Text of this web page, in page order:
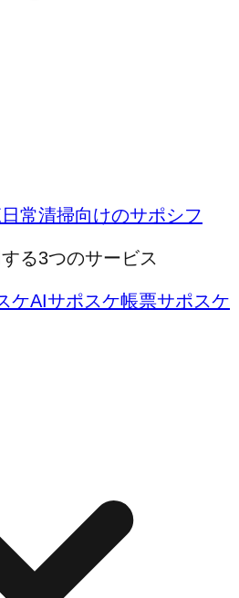
日常清掃向けのサポシフ
る3つのサービス
ケAIサポスケ帳票サポスケ